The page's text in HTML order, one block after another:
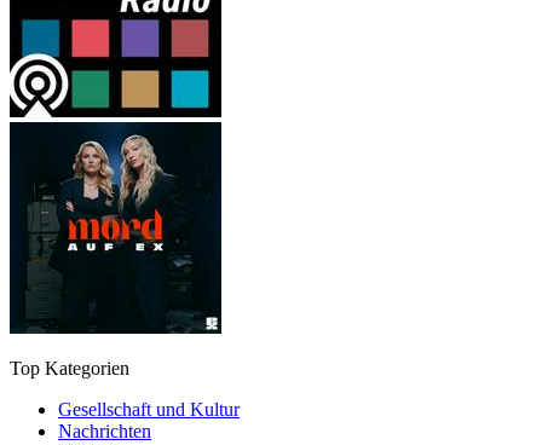
Top Kategorien
Gesellschaft und Kultur
Nachrichten